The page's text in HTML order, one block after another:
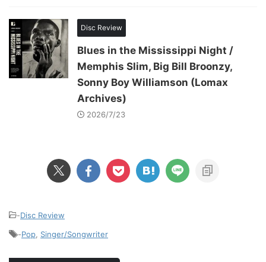
Disc Review
Blues in the Mississippi Night /
Memphis Slim, Big Bill Broonzy,
Sonny Boy Williamson (Lomax
Archives)
2026/7/23
-Disc Review
-Pop Singer/Songwriter